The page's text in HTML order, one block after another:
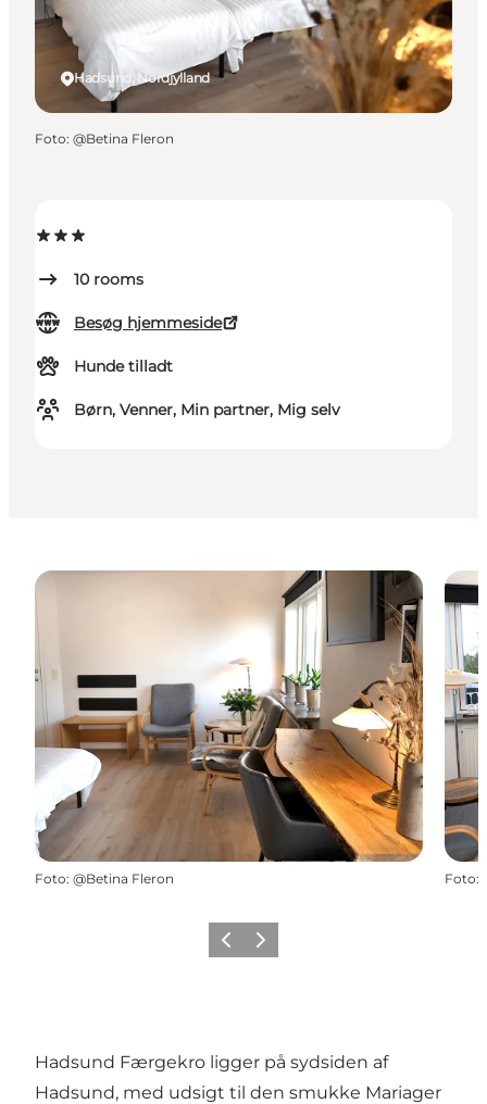
10 rooms
Besøg hjemmeside
Hunde tilladt
Børn, Venner, Min partner, Mig selv
Hadsund, Nordjylland
Foto: @Betina Fleron
Foto: @Betina Fleron Foto:
Forrige billede
Næste billede
Hadsund Færgekro ligger på sydsiden af
Hadsund, med udsigt til den smukke Mariager